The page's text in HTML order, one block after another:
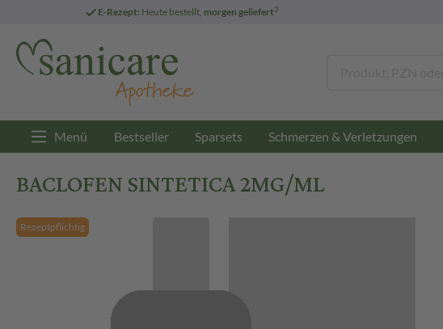
E-Rezept: Heute bestellt, morgen geliefert3
Menü Bestseller Sparsets Schmerzen & Verletzungen
BACLOFEN SINTETICA 2MG/ML
Rezeptpflichtig